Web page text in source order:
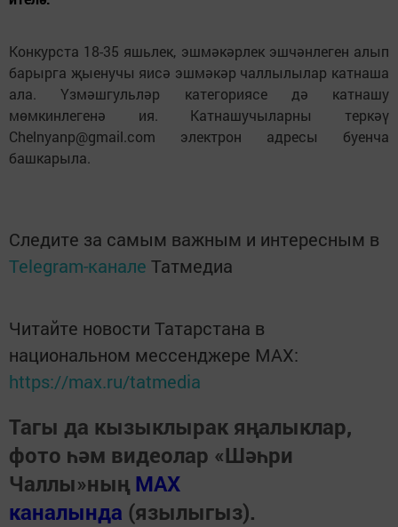
Конкурста 18-35 яшьлек, эшмәкәрлек эшчәнлеген алып
барырга җыенучы яисә эшмәкәр чаллылылар катнаша
ала. Үзмәшгульләр категориясе дә катнашу
мөмкинлегенә ия. Катнашучыларны теркәү
Chelnyanp@gmail.com электрон адресы буенча
башкарыла.
Следите за самым важным и интересным в
Telegram-канале Татмедиа
Читайте новости Татарстана в
национальном мессенджере MАХ:
https://max.ru/tatmedia
Тагы да кызыклырак яңалыклар,
фото һәм видеолар «Шәһри
Чаллы»ның MAX
каналында (язылыгыз).